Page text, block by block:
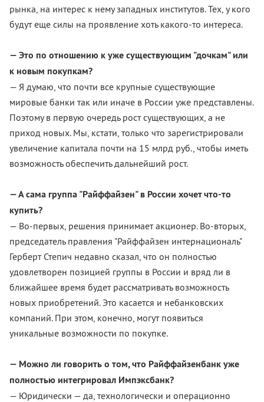
рынка, на интерес к нему западных институтов. Тех, у кого
будут еще силы на проявление хоть какого-то интереса.
— Это по отношению к уже существующим "дочкам" или
к новым покупкам?
— Я думаю, что почти все крупные существующие
мировые банки так или иначе в России уже представлены.
Поэтому в первую очередь рост существующих, а не
приход новых. Мы, кстати, только что зарегистрировали
увеличение капитала почти на 15 млрд руб., чтобы иметь
возможность обеспечить дальнейший рост.
— А сама группа "Райффайзен" в России хочет что-то
купить?
— Во-первых, решения принимает акционер. Во-вторых,
председатель правления "Райффайзен интернациональ"
Герберт Степич недавно сказал, что он полностью
удовлетворен позицией группы в России и вряд ли в
ближайшее время будет рассматривать возможность
новых приобретений. Это касается и небанковских
компаний. При этом, конечно, могут появиться
уникальные возможности по покупке.
— Можно ли говорить о том, что Райффайзенбанк уже
полностью интегрировал Импэксбанк?
— Юридически — да, технологически и операционно